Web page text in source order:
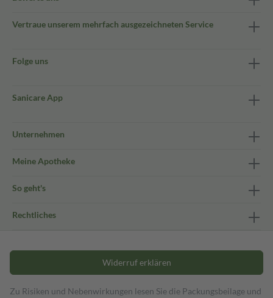
Vertraue unserem mehrfach ausgezeichneten Service
Folge uns
Sanicare App
Unternehmen
Meine Apotheke
So geht's
Rechtliches
Widerruf erklären
Zu Risiken und Nebenwirkungen lesen Sie die Packungsbeilage und